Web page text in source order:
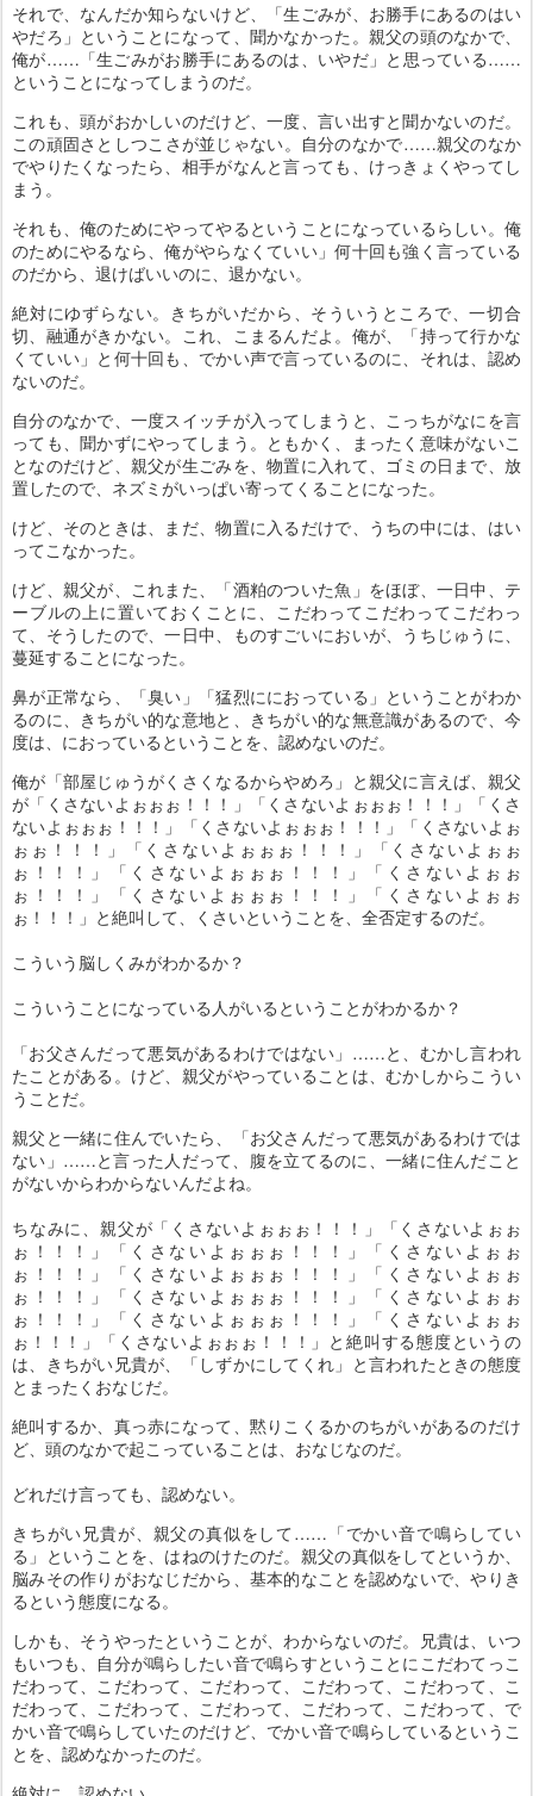
それで、なんだか知らないけど、「生ごみが、お勝手にあるのはい
やだろ」ということになって、聞かなかった。親父の頭のなかで、
俺が……「生ごみがお勝手にあるのは、いやだ」と思っている……
ということになってしまうのだ。
これも、頭がおかしいのだけど、一度、言い出すと聞かないのだ。
この頑固さとしつこさが並じゃない。自分のなかで……親父のなか
でやりたくなったら、相手がなんと言っても、けっきょくやってし
まう。
それも、俺のためにやってやるということになっているらしい。俺
のためにやるなら、俺がやらなくていい」何十回も強く言っている
のだから、退けばいいのに、退かない。
絶対にゆずらない。きちがいだから、そういうところで、一切合
切、融通がきかない。これ、こまるんだよ。俺が、「持って行かな
くていい」と何十回も、でかい声で言っているのに、それは、認め
ないのだ。
自分のなかで、一度スイッチが入ってしまうと、こっちがなにを言
っても、聞かずにやってしまう。ともかく、まったく意味がないこ
となのだけど、親父が生ごみを、物置に入れて、ゴミの日まで、放
置したので、ネズミがいっぱい寄ってくることになった。
けど、そのときは、まだ、物置に入るだけで、うちの中には、はい
ってこなかった。
けど、親父が、これまた、「酒粕のついた魚」をほぼ、一日中、テ
ーブルの上に置いておくことに、こだわってこだわってこだわっ
て、そうしたので、一日中、ものすごいにおいが、うちじゅうに、
蔓延することになった。
鼻が正常なら、「臭い」「猛烈ににおっている」ということがわか
るのに、きちがい的な意地と、きちがい的な無意識があるので、今
度は、におっているということを、認めないのだ。
俺が「部屋じゅうがくさくなるからやめろ」と親父に言えば、親父
が「くさないよぉぉぉ！！！」「くさないよぉぉぉ！！！」「くさ
ないよぉぉぉ！！！」「くさないよぉぉぉ！！！」「くさないよぉ
ぉぉ！！！」「くさないよぉぉぉ！！！」「くさないよぉぉ
ぉ！！！」「くさないよぉぉぉ！！！」「くさないよぉぉ
ぉ！！！」「くさないよぉぉぉ！！！」「くさないよぉぉ
ぉ！！！」と絶叫して、くさいということを、全否定するのだ。
こういう脳しくみがわかるか？
こういうことになっている人がいるということがわかるか？
「お父さんだって悪気があるわけではない」……と、むかし言われ
たことがある。けど、親父がやっていることは、むかしからこうい
うことだ。
親父と一緒に住んでいたら、「お父さんだって悪気があるわけでは
ない」……と言った人だって、腹を立てるのに、一緒に住んだこと
がないからわからないんだよね。
ちなみに、親父が「くさないよぉぉぉ！！！」「くさないよぉぉ
ぉ！！！」「くさないよぉぉぉ！！！」「くさないよぉぉ
ぉ！！！」「くさないよぉぉぉ！！！」「くさないよぉぉ
ぉ！！！」「くさないよぉぉぉ！！！」「くさないよぉぉ
ぉ！！！」「くさないよぉぉぉ！！！」「くさないよぉぉ
ぉ！！！」「くさないよぉぉぉ！！！」と絶叫する態度というの
は、きちがい兄貴が、「しずかにしてくれ」と言われたときの態度
とまったくおなじだ。
絶叫するか、真っ赤になって、黙りこくるかのちがいがあるのだけ
ど、頭のなかで起こっていることは、おなじなのだ。
どれだけ言っても、認めない。
きちがい兄貴が、親父の真似をして……「でかい音で鳴らしてい
る」ということを、はねのけたのだ。親父の真似をしてというか、
脳みその作りがおなじだから、基本的なことを認めないで、やりき
るという態度になる。
しかも、そうやったということが、わからないのだ。兄貴は、いつ
もいつも、自分が鳴らしたい音で鳴らすということにこだわてっこ
だわって、こだわって、こだわって、こだわって、こだわって、こ
だわって、こだわって、こだわって、こだわって、こだわって、で
かい音で鳴らしていたのだけど、でかい音で鳴らしているというこ
とを、認めなかったのだ。